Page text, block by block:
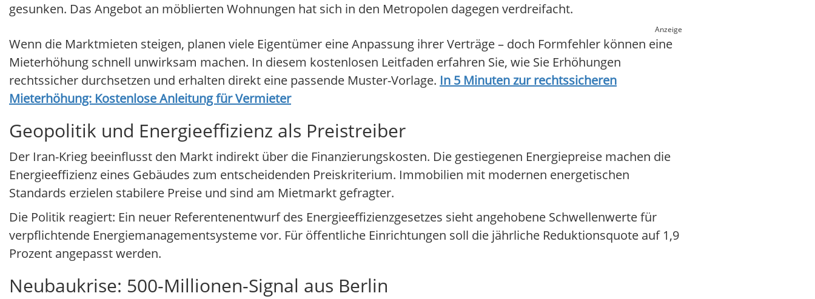
gesunken. Das Angebot an möblierten Wohnungen hat sich in den Metropolen dagegen verdreifacht.
Anzeige
Wenn die Marktmieten steigen, planen viele Eigentümer eine Anpassung ihrer Verträge – doch Formfehler können eine
Mieterhöhung schnell unwirksam machen. In diesem kostenlosen Leitfaden erfahren Sie, wie Sie Erhöhungen
rechtssicher durchsetzen und erhalten direkt eine passende Muster-Vorlage. In 5 Minuten zur rechtssicheren
Mieterhöhung: Kostenlose Anleitung für Vermieter
Geopolitik und Energieeffizienz als Preistreiber
Der Iran-Krieg beeinflusst den Markt indirekt über die Finanzierungskosten. Die gestiegenen Energiepreise machen die
Energieeffizienz eines Gebäudes zum entscheidenden Preiskriterium. Immobilien mit modernen energetischen
Standards erzielen stabilere Preise und sind am Mietmarkt gefragter.
Die Politik reagiert: Ein neuer Referentenentwurf des Energieeffizienzgesetzes sieht angehobene Schwellenwerte für
verpflichtende Energiemanagementsysteme vor. Für öffentliche Einrichtungen soll die jährliche Reduktionsquote auf 1,9
Prozent angepasst werden.
Neubaukrise: 500-Millionen-Signal aus Berlin